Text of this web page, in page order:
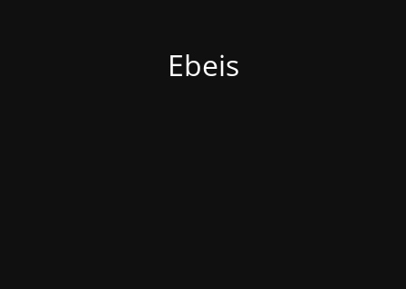
Ebeis